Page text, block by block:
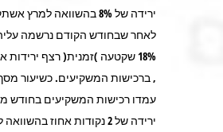
ירידה של 8% בהשוואה למרץ אשתקד, זאת
לאחר שבחודש הקודם נרשמה
18% שקטעה )זמנית( רצף ירידות ארוך
, ברכישות המשקיעים. כשיעור
עמדו רכישות המשקיעים בחודש מרץ
ירידה של 2 נקודות אחוז